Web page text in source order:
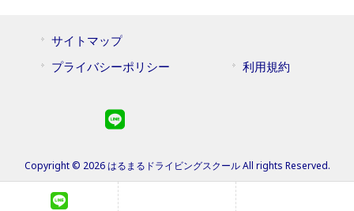
サイトマップ
プライバシーポリシー
利用規約
Copyright © 2026 はるまるドライビングスクール All rights Reserved.